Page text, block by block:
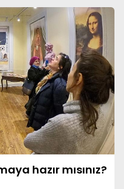
hazır mısınız?